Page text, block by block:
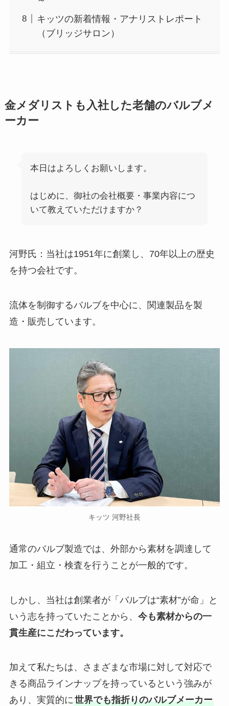
キッツの新着情報・アナリストレポート
（ブリッジサロン）
金メダリストも入社した老舗のバルブメ
ーカー
本日はよろしくお願いします。
はじめに、御社の会社概要・事業内容につ
いて教えていただけますか？
河野氏：当社は1951年に創業し、70年以上の歴史
を持つ会社です。
流体を制御するバルブを中心に、関連製品を製
造・販売しています。
キッツ 河野社長
通常のバルブ製造では、外部から素材を調達して
加工・組立・検査を行うことが一般的です。
しかし、当社は創業者が「バルブは“素材”が命」と
いう志を持っていたことから、 今も素材からの一
貫生産にこだわっています。
加えて私たちは、さまざまな市場に対して対応で
きる商品ラインナップを持っているという強みが
あり、実質的に世界でも指折りのバルブメーカー